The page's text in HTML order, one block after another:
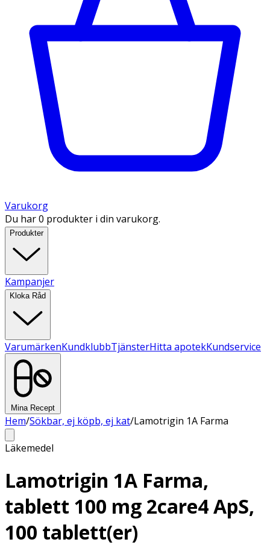
Varukorg
Du har 0 produkter i din varukorg.
Produkter
Kampanjer
Kloka Råd
VarumärkenKundklubbTjänsterHitta apotekKundservice
Mina Recept
Hem/Sökbar, ej köpb, ej kat/Lamotrigin 1A Farma
Läkemedel
Lamotrigin 1A Farma,
tablett 100 mg 2care4 ApS,
100 tablett(er)